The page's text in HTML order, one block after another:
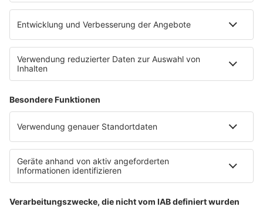
barba radio App
Impressum
Datenschutz Facebook & Instagram
Datenschutzeinstellungen
Clubbedingungen
Werbung schalten
Waffel-Werbepartner
80s80s.de
90s90s.de
Schlagerplanetradio.com
1deutsch.de
WEIHNACHTSMUSIK.FM